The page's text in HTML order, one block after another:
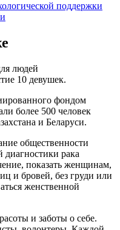
поддержки
людей
10 девушек.
фондом
более 500 человек
и Беларуси.
общественности
рака
показать женщинам,
и бровей, без груди или
женственной
и заботы о себе.